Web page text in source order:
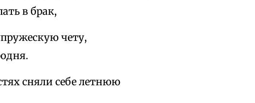
в брак,
чету,
сняли себе летнюю